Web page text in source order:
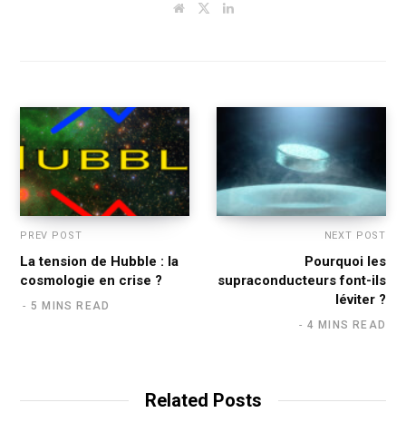
W
L
PREV POST
La tension de Hubble : la
cosmologie en crise ?
5 MINS READ
NEXT POST
Pourquoi les
supraconducteurs font-ils
léviter ?
4 MINS READ
Related Posts